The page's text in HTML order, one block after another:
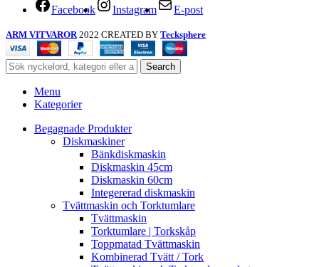
Facebook Instagram E-post
ARM VITVAROR 2022 CREATED BY Tecksphere
Search
Menu
Kategorier
Begagnade Produkter
Diskmaskiner
Bänkdiskmaskin
Diskmaskin 45cm
Diskmaskin 60cm
Integererad diskmaskin
Tvättmaskin och Torktumlare
Tvättmaskin
Torktumlare | Torkskåp
Toppmatad Tvättmaskin
Kombinerad Tvätt / Tork